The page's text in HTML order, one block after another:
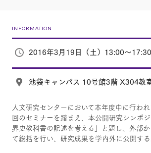
INFORMATION
2016年3月19日（土）13:00～17:30
池袋キャンパス 10号館3階 X304教
人文研究センターにおいて本年度中に行わ
回のセミナーを踏まえ、本公開研究シンポ
界史教科書の記述を考える」と題し、外部
て総括を行い、研究成果を学内外に公開する